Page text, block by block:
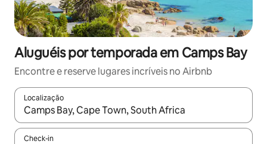
Aluguéis por temporada em Camps Bay
Encontre e reserve lugares incríveis no Airbnb
Localização
Quando os resultados estiverem disponíveis, explore-os
Check-in